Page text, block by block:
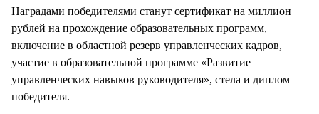
Наградами победителями станут сертификат на миллион
рублей на прохождение образовательных программ,
включение в областной резерв управленческих кадров,
участие в образовательной программе «Развитие
управленческих навыков руководителя», стела и диплом
победителя.